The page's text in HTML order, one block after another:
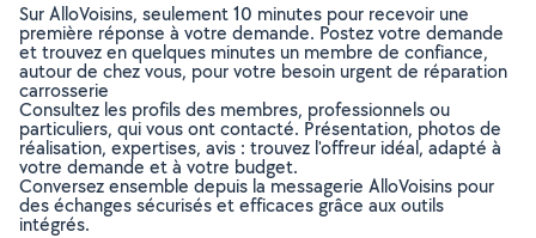
Sur AlloVoisins, seulement 10 minutes pour recevoir une
première réponse à votre demande. Postez votre demande
et trouvez en quelques minutes un membre de confiance,
autour de chez vous, pour votre besoin urgent de réparation
carrosserie
Consultez les profils des membres, professionnels ou
particuliers, qui vous ont contacté. Présentation, photos de
réalisation, expertises, avis : trouvez l'offreur idéal, adapté à
votre demande et à votre budget.
Conversez ensemble depuis la messagerie AlloVoisins pour
des échanges sécurisés et efficaces grâce aux outils
intégrés.